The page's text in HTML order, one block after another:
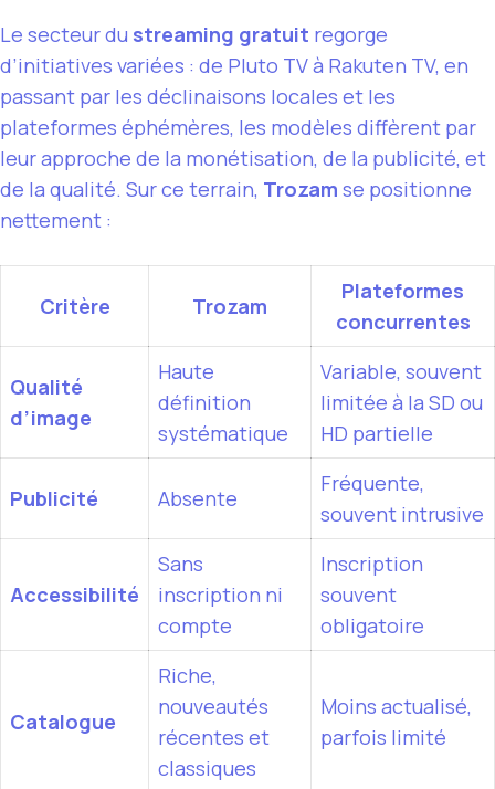
Le secteur du streaming gratuit regorge
d’initiatives variées : de Pluto TV à Rakuten TV, en
passant par les déclinaisons locales et les
plateformes éphémères, les modèles diffèrent par
leur approche de la monétisation, de la publicité, et
de la qualité. Sur ce terrain, Trozam se positionne
nettement :
Critère Trozam
Plateformes
concurrentes
Qualité
d’image
Haute
définition
systématique
Variable, souvent
limitée à la SD ou
HD partielle
Publicité Absente
Fréquente,
souvent intrusive
Accessibilité
Sans
inscription ni
compte
Inscription
souvent
obligatoire
Catalogue
Riche,
nouveautés
récentes et
classiques
Moins actualisé,
parfois limité